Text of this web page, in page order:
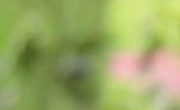
NIEUWS
BLOG
KILKENNY